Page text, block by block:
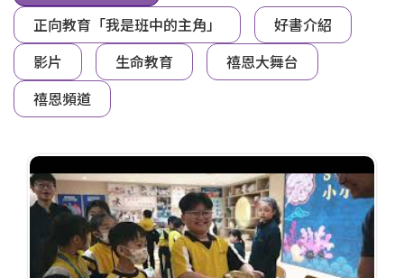
正向教育「我是班中的主角」
好書介紹
影片
生命教育
禧恩大舞台
禧恩頻道